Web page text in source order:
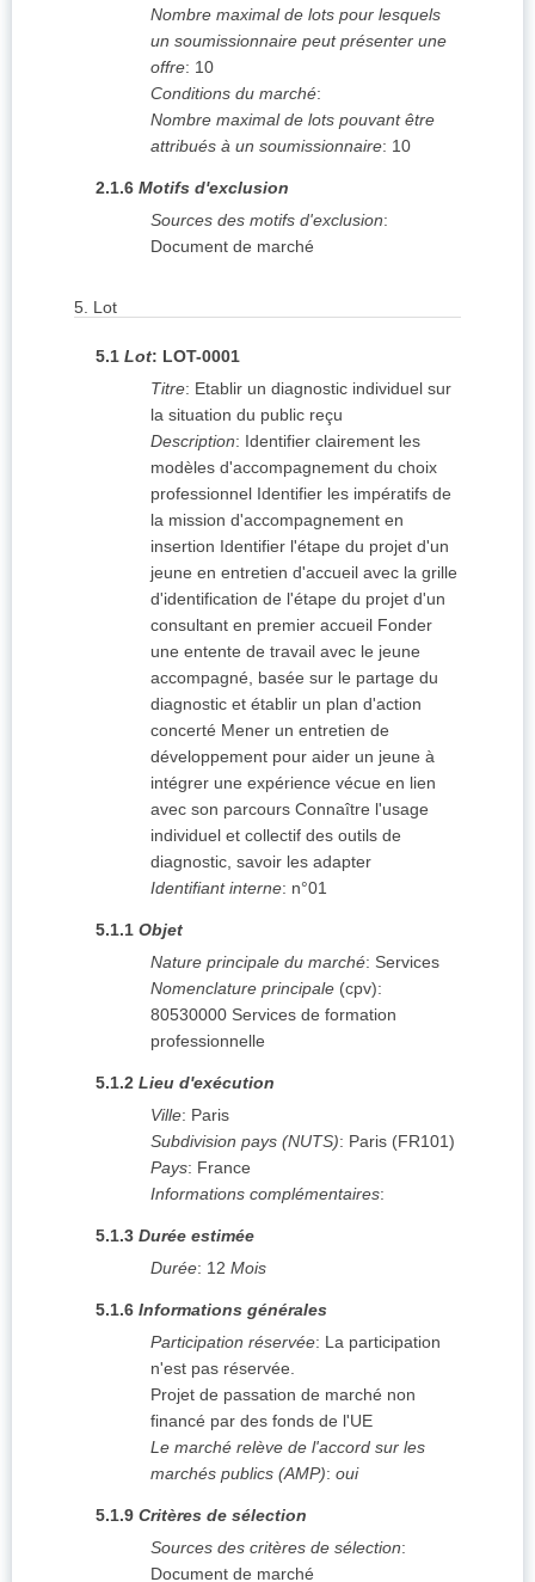
Nombre maximal de lots pour lesquels
un soumissionnaire peut présenter une
offre: 10
Conditions du marché:
Nombre maximal de lots pouvant être
attribués à un soumissionnaire: 10
2.1.6 Motifs d'exclusion
Sources des motifs d'exclusion:
Document de marché
5. Lot
5.1 Lot: LOT-0001
Titre: Etablir un diagnostic individuel sur
la situation du public reçu
Description: Identifier clairement les
modèles d'accompagnement du choix
professionnel Identifier les impératifs de
la mission d'accompagnement en
insertion Identifier l'étape du projet d'un
jeune en entretien d'accueil avec la grille
d'identification de l'étape du projet d'un
consultant en premier accueil Fonder
une entente de travail avec le jeune
accompagné, basée sur le partage du
diagnostic et établir un plan d'action
concerté Mener un entretien de
développement pour aider un jeune à
intégrer une expérience vécue en lien
avec son parcours Connaître l'usage
individuel et collectif des outils de
diagnostic, savoir les adapter
Identifiant interne: n°01
5.1.1 Objet
Nature principale du marché: Services
Nomenclature principale (cpv):
80530000 Services de formation
professionnelle
5.1.2 Lieu d'exécution
Ville: Paris
Subdivision pays (NUTS): Paris (FR101)
Pays: France
Informations complémentaires:
5.1.3 Durée estimée
Durée: 12 Mois
5.1.6 Informations générales
Participation réservée: La participation
n'est pas réservée.
Projet de passation de marché non
financé par des fonds de l'UE
Le marché relève de l'accord sur les
marchés publics (AMP): oui
5.1.9 Critères de sélection
Sources des critères de sélection:
Document de marché